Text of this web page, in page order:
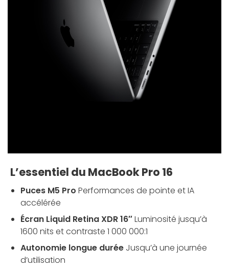
L’essentiel du MacBook Pro 16
Puces M5 Pro Performances de pointe et IA
accélérée
Écran Liquid Retina XDR 16″Luminosité jusqu’à
1600 nits et contraste 1 000 000:1
Autonomie longue durée Jusqu’à une journée
d’utilisation